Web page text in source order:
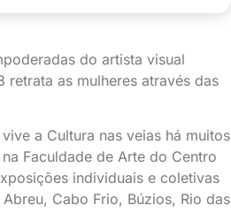
do artista visual
as mulheres através das
a Cultura nas veias há muitos
Faculdade de Arte do Centro
individuais e coletivas
Cabo Frio, Búzios, Rio das